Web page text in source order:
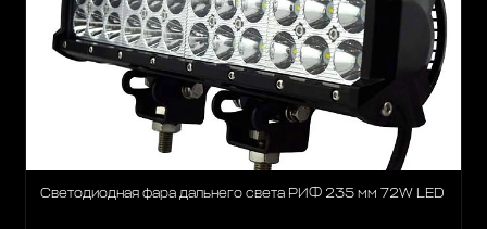
Светодиодная фара дальнего света РИФ 235 мм 72W LED